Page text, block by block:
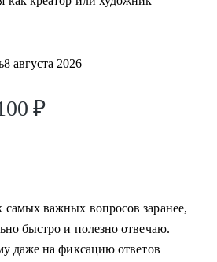
8 августа 2026
₽
важных вопросов заранее,
быстро и полезно отвечаю.
даже на фиксацию ответов